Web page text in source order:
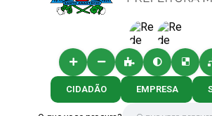
CIDADÃO EMPRESA